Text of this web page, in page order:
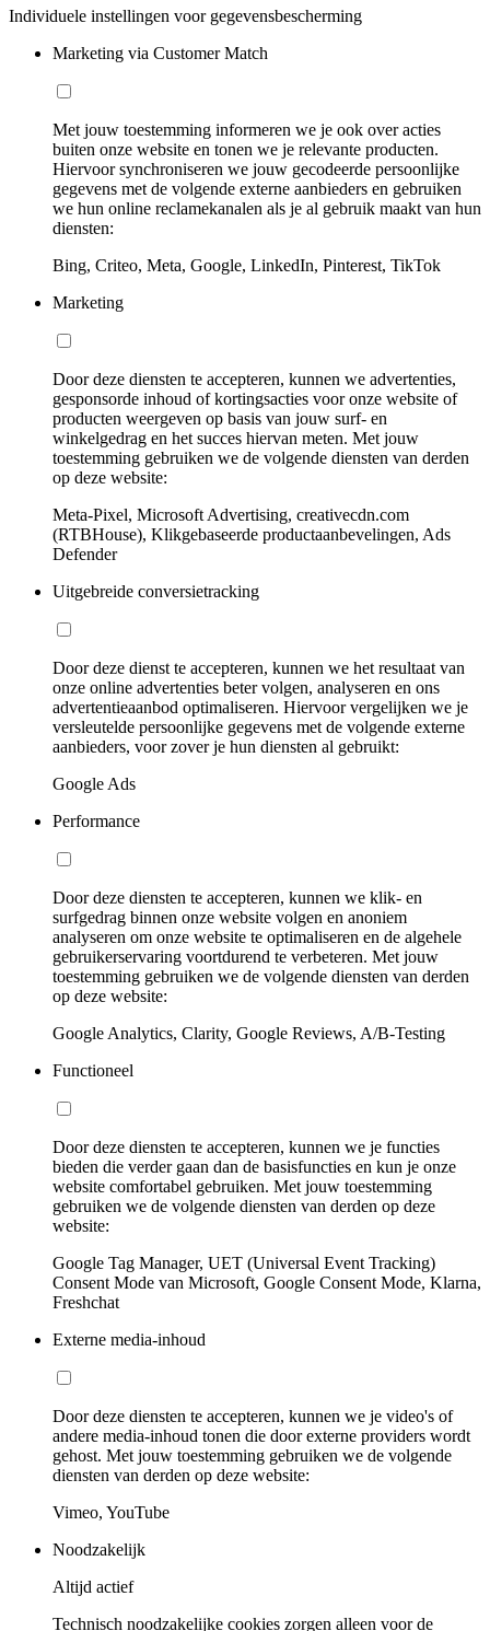
Individuele instellingen voor gegevensbescherming
Marketing via Customer Match
Met jouw toestemming informeren we je ook over acties
buiten onze website en tonen we je relevante producten.
Hiervoor synchroniseren we jouw gecodeerde persoonlijke
gegevens met de volgende externe aanbieders en gebruiken
we hun online reclamekanalen als je al gebruik maakt van hun
diensten:
Bing, Criteo, Meta, Google, LinkedIn, Pinterest, TikTok
Marketing
Door deze diensten te accepteren, kunnen we advertenties,
gesponsorde inhoud of kortingsacties voor onze website of
producten weergeven op basis van jouw surf- en
winkelgedrag en het succes hiervan meten. Met jouw
toestemming gebruiken we de volgende diensten van derden
op deze website:
Meta-Pixel, Microsoft Advertising, creativecdn.com
(RTBHouse), Klikgebaseerde productaanbevelingen, Ads
Defender
Uitgebreide conversietracking
Door deze dienst te accepteren, kunnen we het resultaat van
onze online advertenties beter volgen, analyseren en ons
advertentieaanbod optimaliseren. Hiervoor vergelijken we je
versleutelde persoonlijke gegevens met de volgende externe
aanbieders, voor zover je hun diensten al gebruikt:
Google Ads
Performance
Door deze diensten te accepteren, kunnen we klik- en
surfgedrag binnen onze website volgen en anoniem
analyseren om onze website te optimaliseren en de algehele
gebruikerservaring voortdurend te verbeteren. Met jouw
toestemming gebruiken we de volgende diensten van derden
op deze website:
Google Analytics, Clarity, Google Reviews, A/B-Testing
Functioneel
Door deze diensten te accepteren, kunnen we je functies
bieden die verder gaan dan de basisfuncties en kun je onze
website comfortabel gebruiken. Met jouw toestemming
gebruiken we de volgende diensten van derden op deze
website:
Google Tag Manager, UET (Universal Event Tracking)
Consent Mode van Microsoft, Google Consent Mode, Klarna,
Freshchat
Externe media-inhoud
Door deze diensten te accepteren, kunnen we je video's of
andere media-inhoud tonen die door externe providers wordt
gehost. Met jouw toestemming gebruiken we de volgende
diensten van derden op deze website:
Vimeo, YouTube
Noodzakelijk
Altijd actief
Technisch noodzakelijke cookies zorgen alleen voor de